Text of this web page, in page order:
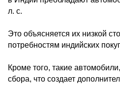
л. с.
Это объясняется их низкой
потребностям индийских
Кроме того, такие
сбора, что создает